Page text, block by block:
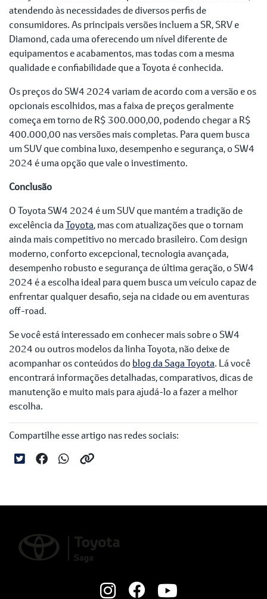
atendendo às necessidades de diversos perfis de
consumidores. As principais versões incluem a SR, SRV e
Diamond, cada uma oferecendo um nível diferente de
equipamentos e acabamentos, mas todas com a mesma
qualidade e confiabilidade que a Toyota é conhecida.
Os preços do SW4 2024 variam de acordo com a versão e os
opcionais escolhidos, mas a faixa de preços geralmente
começa em torno de R$ 300.000,00, podendo chegar a R$
400.000,00 nas versões mais completas. Para quem busca
um SUV que combina luxo, desempenho e segurança, o SW4
2024 é uma opção que vale o investimento.
Conclusão
O Toyota SW4 2024 é um SUV que mantém a tradição de
excelência daToyota, mas com atualizações que o tornam
ainda mais competitivo no mercado brasileiro. Com design
moderno, conforto excepcional, tecnologia avançada,
desempenho robusto e segurança de última geração, o SW4
2024 é a escolha ideal para quem busca um veículo capaz de
enfrentar qualquer desafio, seja na cidade ou em aventuras
off-road.
Se você está interessado em conhecer mais sobre o SW4
2024 ou outros modelos da linha Toyota, não deixe de
acompanhar os conteúdos do blog da Saga Toyota. Lá você
encontrará informações detalhadas, comparativos, dicas de
manutenção e muito mais para ajudá-lo a fazer a melhor
escolha.
Compartilhe esse artigo nas redes sociais: